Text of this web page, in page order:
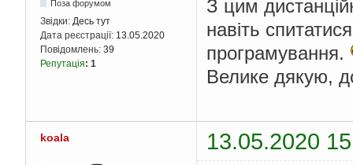
Поза форумом
Звідки: Десь тут
Дата реєстрації: 13.05.2020
Повідомлень: 39
Репутація: 1
З цим
навіть
програмування.
Велике дякую,
koala 13.05.2020